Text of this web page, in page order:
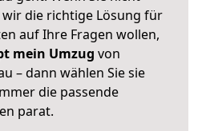
die richtige Lösung für
auf Ihre Fragen wollen,
mein Umzug von
– dann wählen Sie sie
die passende
parat.